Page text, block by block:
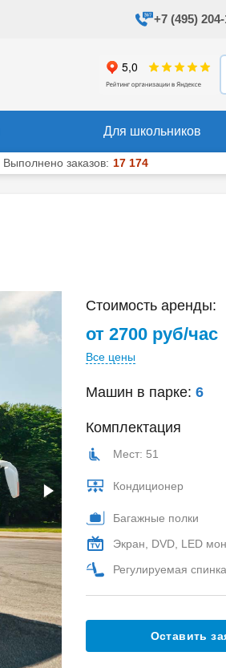
+7 (495)
Для школьников
Выполнено заказов: 17 174
+7 (925) 295-76-95
Стоимость аренды:
от 2700 руб/час
Все цены
Машин в парке:6
Комплектация
Мест: 51
Кондиционер
Багажные полки
Экран, DVD, LED
Регулируемая спинка
Оставить